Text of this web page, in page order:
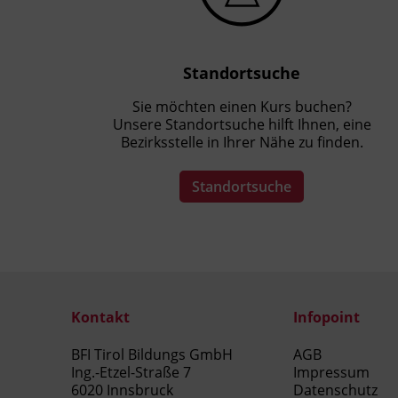
Standortsuche
Sie möchten einen Kurs buchen?
Unsere Standortsuche hilft Ihnen, eine
Bezirksstelle in Ihrer Nähe zu finden.
Standortsuche
Kontakt
BFI Tirol Bildungs GmbH
Ing.-Etzel-Straße 7
6020 Innsbruck
Infopoint
AGB
Impressum
Datenschutz